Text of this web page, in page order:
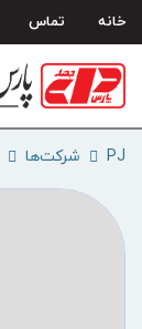
پرش
محتوا
خانه تماس
PJ شرکت‌ها